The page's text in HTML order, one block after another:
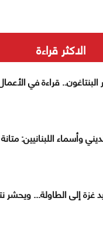
الاكثر قراءة
قراءة في
وأسماء اللبنانيين:
غزة إلى الطاولة... ويحشر